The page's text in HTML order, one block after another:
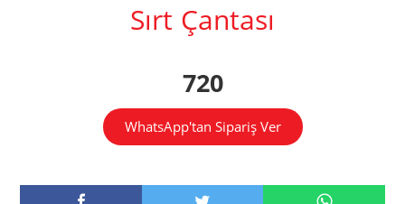
Sırt Çantası
720
WhatsApp'tan Sipariş Ver